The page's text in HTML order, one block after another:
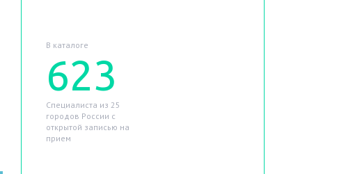
В каталоге
623
Специалиста из 25
городов России с
открытой записью на
прием